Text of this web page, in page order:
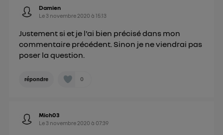
Damien
Le 3 novembre 2020 à15:13
Justement si et je l'ai bien précisé dans mon
commentaire précédent. Sinon je ne viendrai pas
poser la question.
répondre 0
Mich03
Le 3 novembre 2020 à 07:39